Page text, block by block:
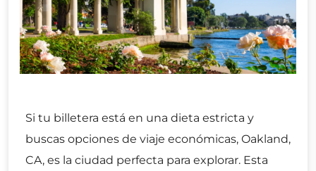
Si tu billetera está en una dieta estricta y
buscas opciones de viaje económicas, Oakland,
CA, es la ciudad perfecta para explorar. Esta